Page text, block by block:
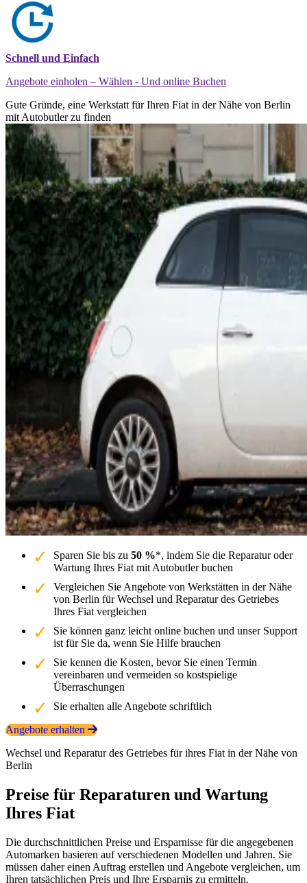
Schnell und Einfach
Angebote einholen – Wählen - Und online Buchen
Gute Gründe, eine Werkstatt für Ihren Fiat in der Nähe von Berlin
mit Autobutler zu finden
Sparen Sie bis zu 50 %*, indem Sie die Reparatur oder
Wartung Ihres Fiat mit Autobutler buchen
Vergleichen Sie Angebote von Werkstätten in der Nähe
von Berlin für Wechsel und Reparatur des Getriebes
Ihres Fiat vergleichen
Sie können ganz leicht online buchen und unser Support
ist für Sie da, wenn Sie Hilfe brauchen
Sie kennen die Kosten, bevor Sie einen Termin
vereinbaren und vermeiden so kostspielige
Überraschungen
Sie erhalten alle Angebote schriftlich
Angebote erhalten
Wechsel und Reparatur des Getriebes für ihres Fiat in der Nähe von
Berlin
Preise für Reparaturen und Wartung
Ihres Fiat
Die durchschnittlichen Preise und Ersparnisse für die angegebenen
Automarken basieren auf verschiedenen Modellen und Jahren. Sie
müssen daher einen Auftrag erstellen und Angebote vergleichen, um
Ihren tatsächlichen Preis und Ihre Ersparnis zu ermitteln.